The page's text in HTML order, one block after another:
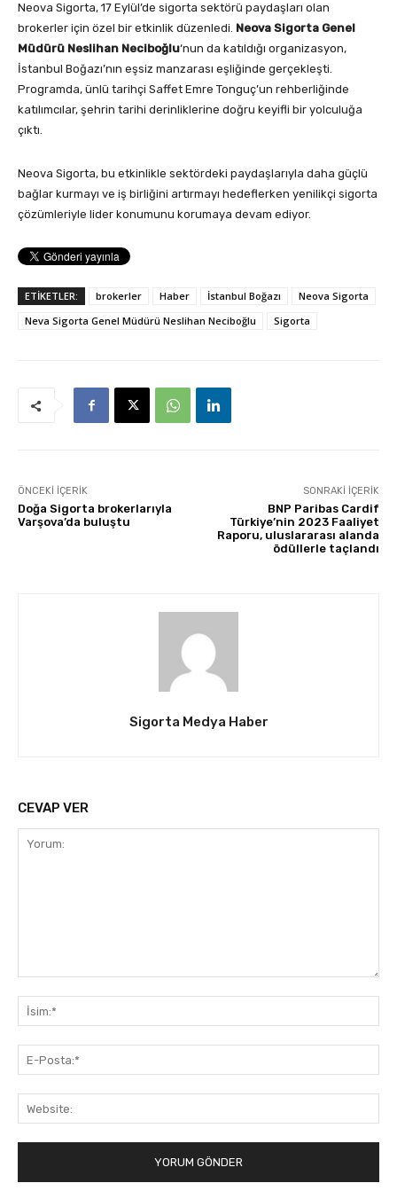
Neova Sigorta, 17 Eylül’de sigorta sektörü paydaşları olan
brokerler için özel bir etkinlik düzenledi. Neova Sigorta Genel
Müdürü Neslihan Neciboğlu‘nun da katıldığı organizasyon,
İstanbul Boğazı’nın eşsiz manzarası eşliğinde gerçekleşti.
Programda, ünlü tarihçi Saffet Emre Tonguç’un rehberliğinde
katılımcılar, şehrin tarihi derinliklerine doğru keyifli bir yolculuğa
çıktı.
Neova Sigorta, bu etkinlikle sektördeki paydaşlarıyla daha güçlü
bağlar kurmayı ve iş birliğini artırmayı hedeflerken yenilikçi sigorta
çözümleriyle lider konumunu korumaya devam ediyor.
ETİKETLER: brokerler Haber İstanbul Boğazı
Neova Sigorta
Neva Sigorta Genel Müdürü Neslihan Neciboğlu
Sigorta
ÖNCEKI İÇERIK
Doğa Sigorta brokerlarıyla
Varşova’da buluştu
SONRAKI İÇERIK
BNP Paribas Cardif
Türkiye’nin 2023 Faaliyet
Raporu, uluslararası alanda
ödüllerle taçlandı
Sigorta Medya Haber
CEVAP VER